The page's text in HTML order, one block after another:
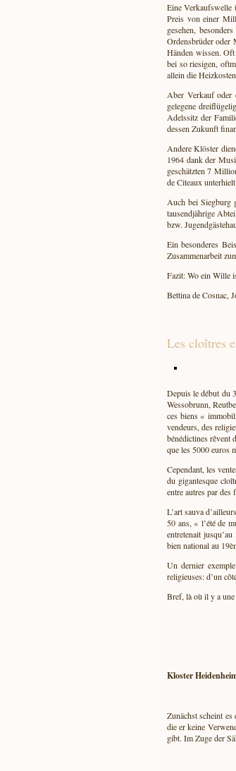
Eine Verkaufswelle
Preis von einer
gesehen,
Ordensbrüder oder
Händen wissen.
bei so riesigen,
allein die
Aber Verkauf oder
gelegene
Adelssitz der
dessen Zukunft
Andere Klöster
1964 dank der
geschätzten 7
de Citeaux
Auch bei Siegburg
tausendjährige
bzw.
Ein besonderes
Zusammenarbeit
Fazit: Wo ein Wille
Bettina de Cosnac,
Les cloîtres
Depuis le début du
Wessobrunn,
ces biens «
vendeurs, des
bénédictines rêvent
que les 5000 euros
Cependant, les
du gigantesque
entre autres par des
L’art sauva
50 ans, « l’été de
entretenait
bien national au
Un dernier
religieuses: d’un
Bref, là où il y a une
Kloster
Zunächst scheint
die er keine
gibt. Im Zuge der